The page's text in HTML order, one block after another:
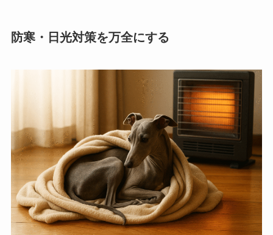
防寒・日光対策を万全にする